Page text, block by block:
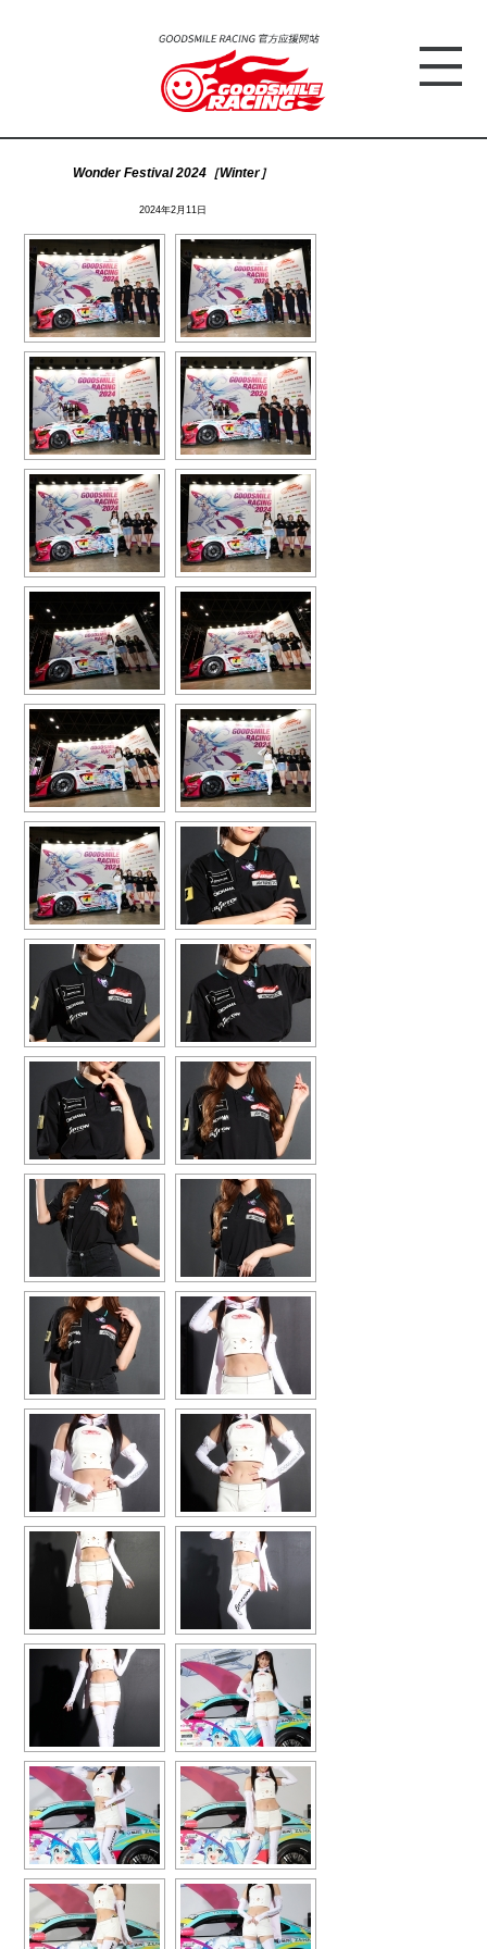
Wonder Festival 2024［Winter］
2024年2月11日